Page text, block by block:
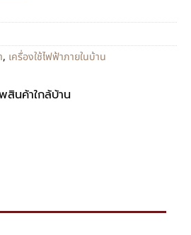
, เครื่องใช้ไฟฟ้าภายในบ้าน
สินค้าใกล้บ้าน